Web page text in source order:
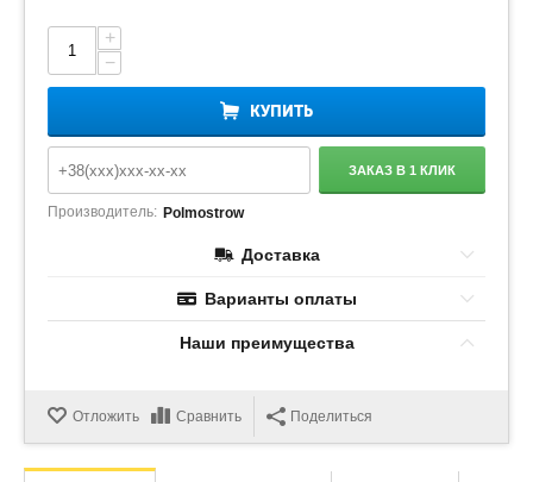
+
−
КУПИТЬ
ЗАКАЗ В 1 КЛИК
Производитель: Polmostrow
Доставка
Варианты оплаты
Наши преимущества
Отложить Сравнить Поделиться